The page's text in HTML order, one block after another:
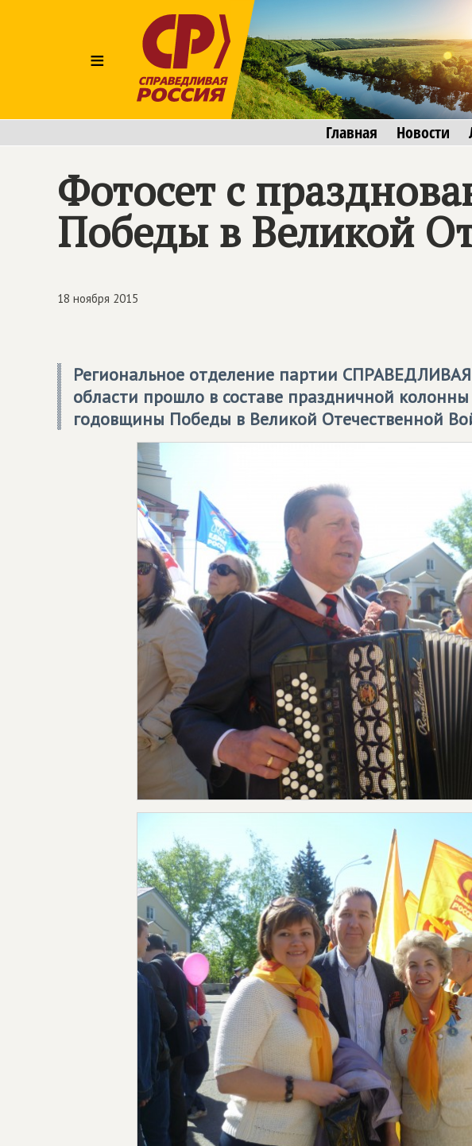
≡
Главная Новости
Фотосет с
Победы в Великой
18 ноября 2015
Региональное отделение партии
области прошло в составе праздничной
годовщины Победы в Великой Отечественной